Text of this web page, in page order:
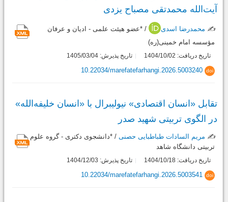
آیت‌الله محمدتقی مصباح یزدی
✍️ محمدرضا اسدی
/ *عضو هیئت علمی - ادیان و عرفان
مؤسسه امام خمینی(ره)
تاریخ دریافت: 1404/10/02 تاریخ پذیرش: 1405/03/04
doi
10.22034/marefatefarhangi.2026.5003240
تقابل «انسان اقتصادی» نیولیبرال با «انسان خلیفه‌الله»
در الگوی تربیتی شهید صدر
✍️ مریم السادات طباطبایی حصنی / *دانشجوی دکتری - گروه علوم
تربیتی دانشگاه شاهد
تاریخ دریافت: 1404/10/18 تاریخ پذیرش: 1404/12/03
doi
10.22034/marefatefarhangi.2026.5003541